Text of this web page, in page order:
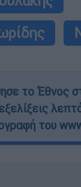
το Έθνος
του